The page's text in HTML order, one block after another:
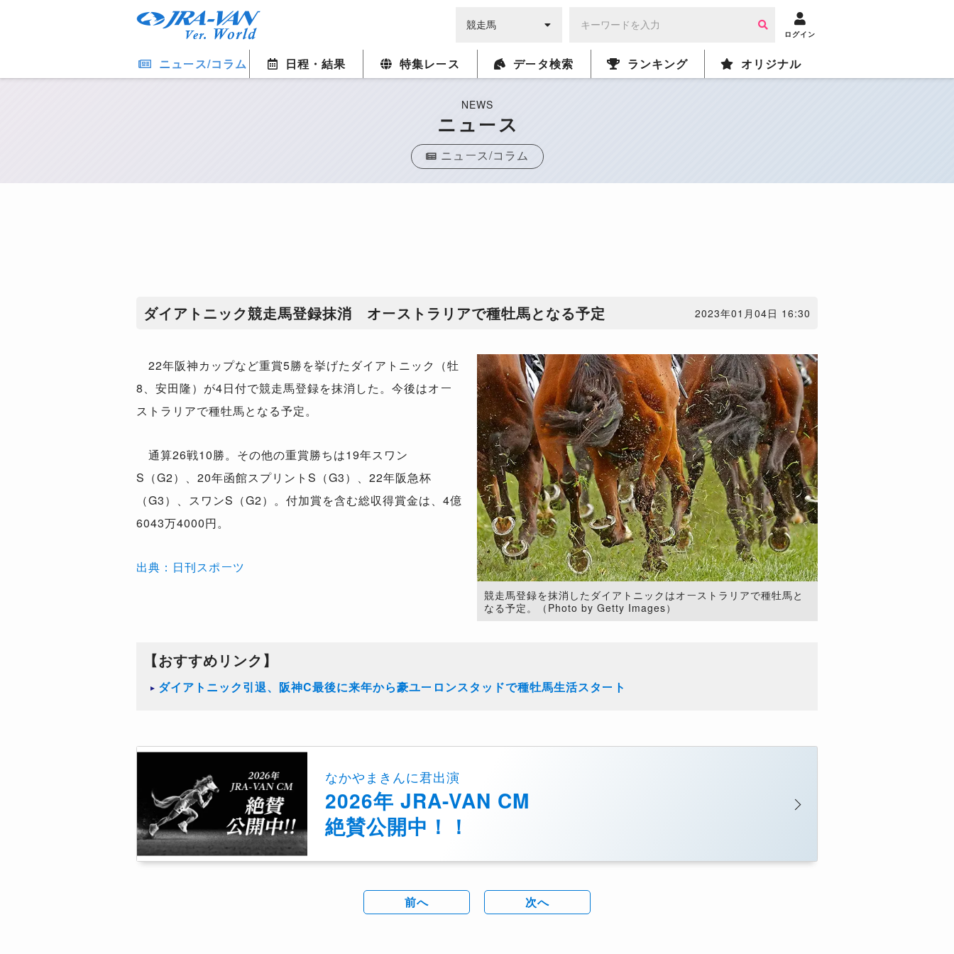
ログイン
ニュース/コラム 日程・結果 特集レース データ検索 ランキング オリジナル
NEWS
ニュース
ニュース/コラム
ダイアトニック競走馬登録抹消 オーストラリアで種牡馬となる予定 2023年01月04日 16:30
競走馬登録を抹消したダイアトニックはオーストラリアで種牡馬と
なる予定。（Photo by Getty Images）
22年阪神カップなど重賞5勝を挙げたダイアトニック（牡
8、安田隆）が4日付で競走馬登録を抹消した。今後はオー
ストラリアで種牡馬となる予定。
通算26戦10勝。その他の重賞勝ちは19年スワン
S（G2）、20年函館スプリントS（G3）、22年阪急杯
（G3）、スワンS（G2）。付加賞を含む総収得賞金は、4億
6043万4000円。
出典：日刊スポーツ
【おすすめリンク】
ダイアトニック引退、阪神C最後に来年から豪ユーロンスタッドで種牡馬生活スタート
なかやまきんに君出演
2026年 JRA-VAN CM
絶賛公開中！！
前へ 次へ